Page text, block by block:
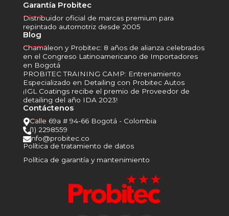
Garantía Probitec
______
Distribuidor oficial de marcas premium para
repintado automotriz desde 2005
Blog
______
Chamäleon y Probitec: 8 años de alianza celebrados
en el Congreso Latinoamericano de Importadores
en Bogotá
PROBITEC TRAINING CAMP: Entrenamiento
Especializado en Detailing con Probitec Autos
¡IGL Coatings recibe el premio de Proveedor de
detailing del año IDA 2023!
Contáctenos
______
Calle 69a # 94-66 Bogotá - Colombia
(1) 2298559
info@probitec.co
Política de tratamiento de datos
Política de garantía y mantenimiento